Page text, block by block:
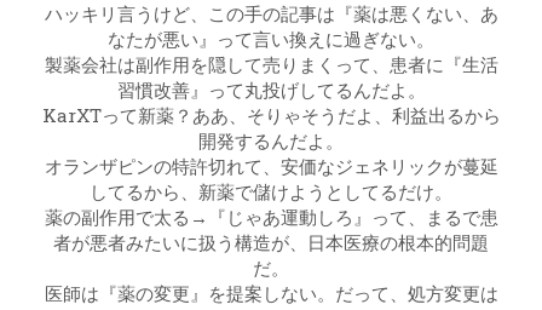
ハッキリ言うけど、この手の記事は『薬は悪くない、あ
なたが悪い』って言い換えに過ぎない。
製薬会社は副作用を隠して売りまくって、患者に『生活
習慣改善』って丸投げしてるんだよ。
KarXTって新薬？ああ、そりゃそうだよ、利益出るから
開発するんだよ。
オランザピンの特許切れて、安価なジェネリックが蔓延
してるから、新薬で儲けようとしてるだけ。
薬の副作用で太る→『じゃあ運動しろ』って、まるで患
者が悪者みたいに扱う構造が、日本医療の根本的問題
だ。
医師は『薬の変更』を提案しない。だって、処方変更は